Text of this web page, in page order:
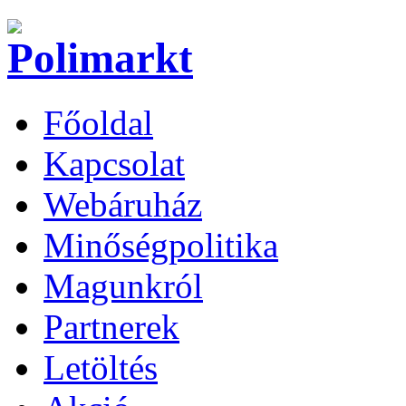
Főoldal
Kapcsolat
Webáruház
Minőségpolitika
Magunkról
Partnerek
Letöltés